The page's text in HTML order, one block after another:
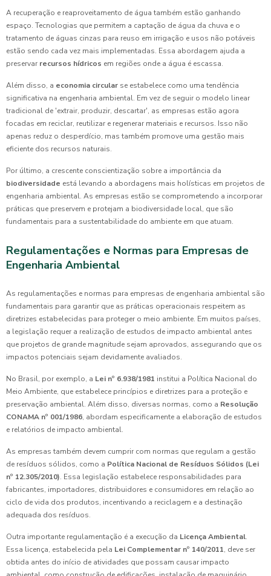
A recuperação e reaproveitamento de água também estão ganhando
espaço. Tecnologias que permitem a captação de água da chuva e o
tratamento de águas cinzas para reuso em irrigação e usos não potáveis
estão sendo cada vez mais implementadas. Essa abordagem ajuda a
preservar recursos hídricos em regiões onde a água é escassa.
Além disso, a economia circular se estabelece como uma tendência
significativa na engenharia ambiental. Em vez de seguir o modelo linear
tradicional de 'extrair, produzir, descartar', as empresas estão agora
focadas em reciclar, reutilizar e regenerar materiais e recursos. Isso não
apenas reduz o desperdício, mas também promove uma gestão mais
eficiente dos recursos naturais.
Por último, a crescente conscientização sobre a importância da
biodiversidade está levando a abordagens mais holísticas em projetos de
engenharia ambiental. As empresas estão se comprometendo a incorporar
práticas que preservem e protejam a biodiversidade local, que são
fundamentais para a sustentabilidade do ambiente em que atuam.
Regulamentações e Normas para Empresas de
Engenharia Ambiental
As regulamentações e normas para empresas de engenharia ambiental são
fundamentais para garantir que as práticas operacionais respeitem as
diretrizes estabelecidas para proteger o meio ambiente. Em muitos países,
a legislação requer a realização de estudos de impacto ambiental antes
que projetos de grande magnitude sejam aprovados, assegurando que os
impactos potenciais sejam devidamente avaliados.
No Brasil, por exemplo, a Lei nº 6.938/1981 institui a Política Nacional do
Meio Ambiente, que estabelece princípios e diretrizes para a proteção e
preservação ambiental. Além disso, diversas normas, como a Resolução
CONAMA nº 001/1986, abordam especificamente a elaboração de estudos
e relatórios de impacto ambiental.
As empresas também devem cumprir com normas que regulam a gestão
de resíduos sólidos, como a Política Nacional de Resíduos Sólidos (Lei
nº 12.305/2010). Essa legislação estabelece responsabilidades para
fabricantes, importadores, distribuidores e consumidores em relação ao
ciclo de vida dos produtos, incentivando a reciclagem e a destinação
adequada dos resíduos.
Outra importante regulamentação é a execução da Licença Ambiental.
Essa licença, estabelecida pela Lei Complementar nº 140/2011, deve ser
obtida antes do início de atividades que possam causar impacto